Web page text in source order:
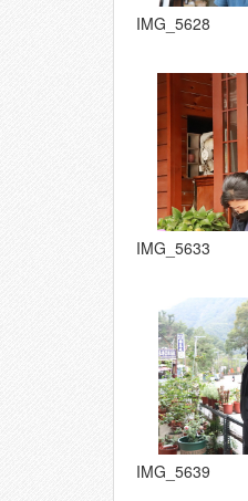
IMG_5628
IMG_5633
IMG_5639